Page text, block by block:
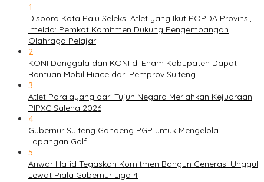
1
Dispora Kota Palu Seleksi Atlet yang Ikut POPDA Provinsi,
Imelda: Pemkot Komitmen Dukung Pengembangan
Olahraga Pelajar
2
KONI Donggala dan KONI di Enam Kabupaten Dapat
Bantuan Mobil Hiace dari Pemprov Sulteng
3
Atlet Paralayang dari Tujuh Negara Meriahkan Kejuaraan
PIPXC Salena 2026
4
Gubernur Sulteng Gandeng PGP untuk Mengelola
Lapangan Golf
5
Anwar Hafid Tegaskan Komitmen Bangun Generasi Unggul
Lewat Piala Gubernur Liga 4